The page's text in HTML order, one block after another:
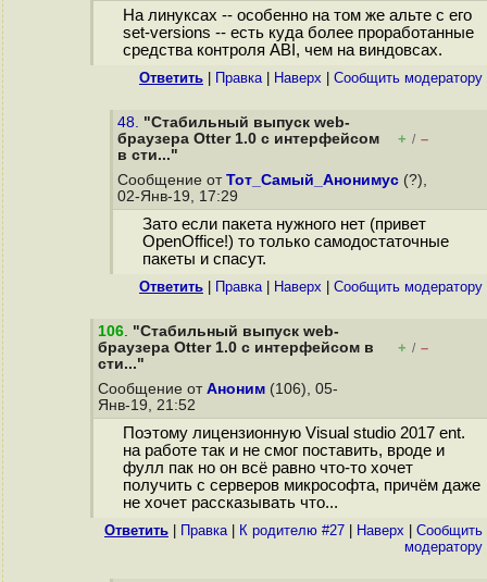
На линуксах -- особенно на том же альте с его
set-versions -- есть куда более проработанные
средства контроля ABI, чем на виндовсах.
Ответить Правка| Наверх Cообщить модератору
48. "Стабильный выпуск web-
браузера Otter 1.0 с интерфейсом
в сти..."
+ / –
Сообщение от Тот_Самый_Анонимус (?),
02-Янв-19, 17:29
Зато если пакета нужного нет (привет
OpenOffice!) то только самодостаточные
пакеты и спасут.
Ответить Правка| Наверх Cообщить модератору
106. "Стабильный выпуск web-
браузера Otter 1.0 с интерфейсом в
сти..."
+ / –
Сообщение от Аноним (106), 05-
Янв-19, 21:52
Поэтому лицензионную Visual studio 2017 ent.
на работе так и не смог поставить, вроде и
фулл пак но он всё равно что-то хочет
получить с серверов микрософта, причём даже
не хочет рассказывать что...
Ответить Правка| К родителю #27 Наверх
Cообщить
модератору